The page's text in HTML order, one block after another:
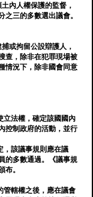
內人權保護的監督，
三的多數選出議會。
或拘留公設辯護人，
查，除非在犯罪現場被
情況下，除非國會同意
立法權，確定該國國內
控制政府的活動，並行
，該議事規則應在議
的多數通過。《議事規
布。
管轄權之後，應在議會